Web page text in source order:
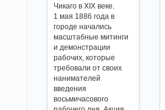
Чикаго в ХIХ веке.
1 мая 1886 года в
городе начались
масштабные митинги
и демонстрации
рабочих, которые
требовали от своих
нанимателей
введения
восьмичасового